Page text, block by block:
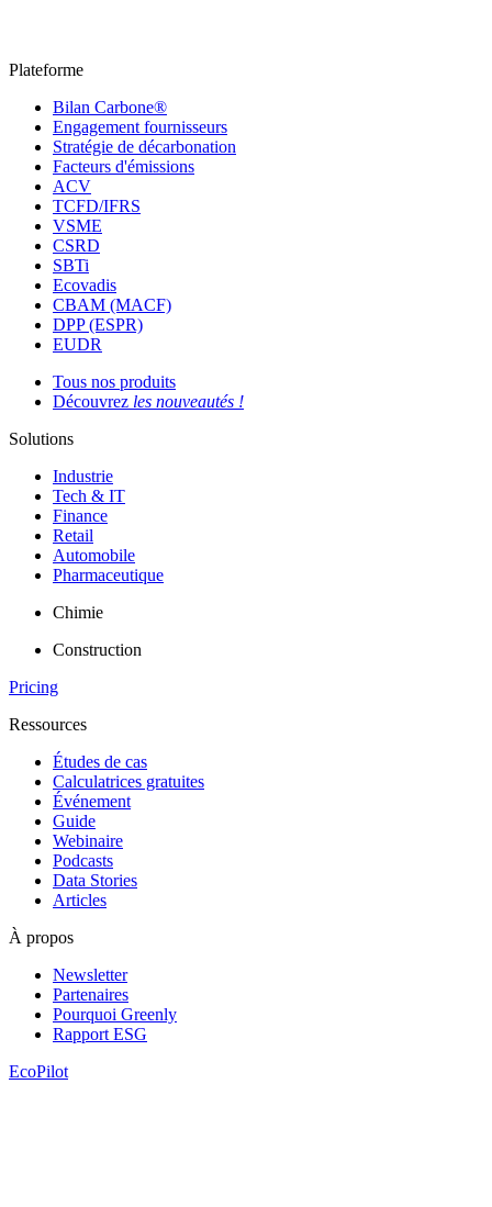
Plateforme
Bilan Carbone®
Engagement fournisseurs
Stratégie de décarbonation
Facteurs d'émissions
ACV
TCFD/IFRS
VSME
CSRD
SBTi
Ecovadis
CBAM (MACF)
DPP (ESPR)
EUDR
Tous nos produits
Découvrez les nouveautés !
Solutions
Industrie
Tech & IT
Finance
Retail
Automobile
Pharmaceutique
Chimie
Construction
Pricing
Ressources
Études de cas
Calculatrices gratuites
Événement
Guide
Webinaire
Podcasts
Data Stories
Articles
À propos
Newsletter
Partenaires
Pourquoi Greenly
Rapport ESG
EcoPilot